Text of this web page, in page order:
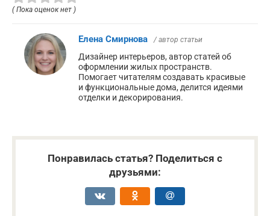
( Пока оценок нет )
Елена Смирнова / автор статьи
Дизайнер интерьеров, автор статей об
оформлении жилых пространств.
Помогает читателям создавать красивые
и функциональные дома, делится идеями
отделки и декорирования.
Понравилась статья? Поделиться с
друзьями: